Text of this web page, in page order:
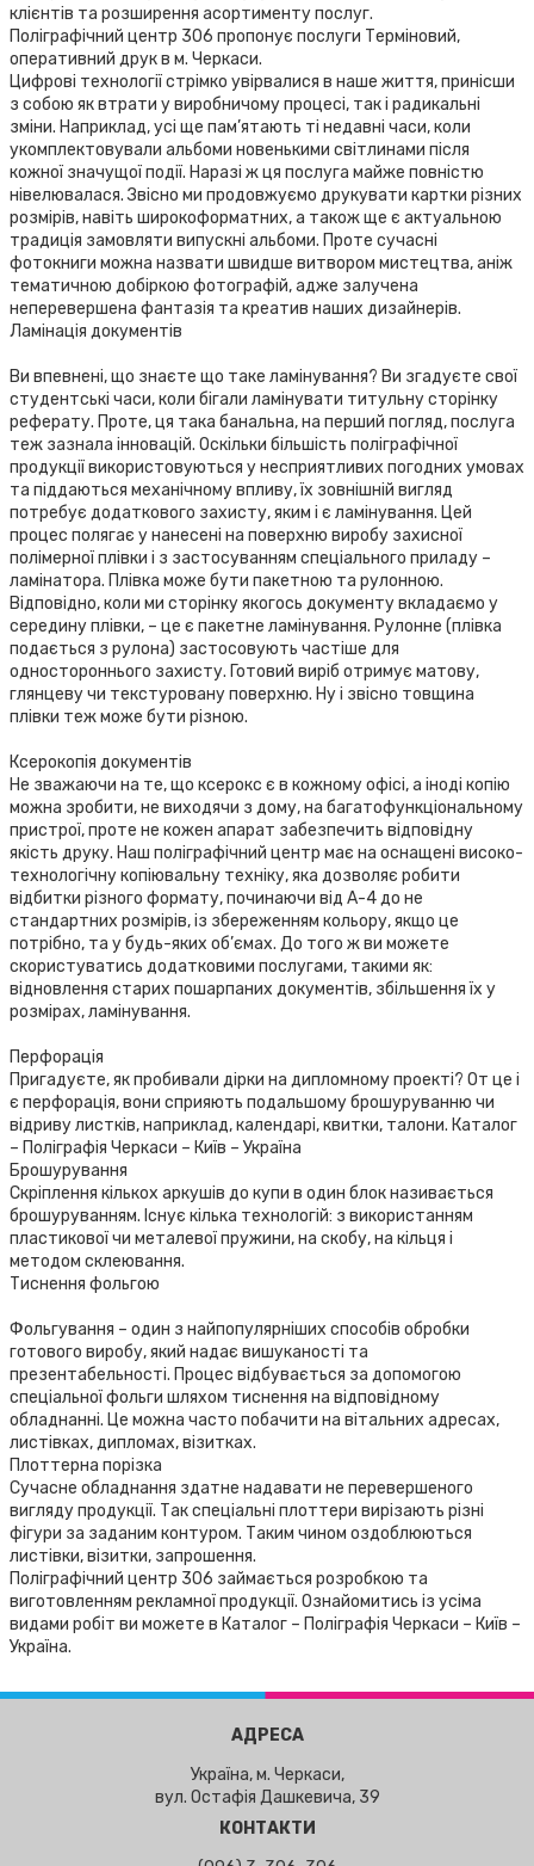
клієнтів та розширення асортименту послуг.
Поліграфічний центр 306 пропонує послуги Терміновий,
оперативний друк в м. Черкаси.
Цифрові технології стрімко увірвалися в наше життя, принісши
з собою як втрати у виробничому процесі, так і радикальні
зміни. Наприклад, усі ще пам’ятають ті недавні часи, коли
укомплектовували альбоми новенькими світлинами після
кожної значущої події. Наразі ж ця послуга майже повністю
нівелювалася. Звісно ми продовжуємо друкувати картки різних
розмірів, навіть широкоформатних, а також ще є актуальною
традиція замовляти випускні альбоми. Проте сучасні
фотокниги можна назвати швидше витвором мистецтва, аніж
тематичною добіркою фотографій, адже залучена
неперевершена фантазія та креатив наших дизайнерів.
Ламінація документів
Ви впевнені, що знаєте що таке ламінування? Ви згадуєте свої
студентські часи, коли бігали ламінувати титульну сторінку
реферату. Проте, ця така банальна, на перший погляд, послуга
теж зазнала інновацій. Оскільки більшість поліграфічної
продукції використовуються у несприятливих погодних умовах
та піддаються механічному впливу, їх зовнішній вигляд
потребує додаткового захисту, яким і є ламінування. Цей
процес полягає у нанесені на поверхню виробу захисної
полімерної плівки і з застосуванням спеціального приладу –
ламінатора. Плівка може бути пакетною та рулонною.
Відповідно, коли ми сторінку якогось документу вкладаємо у
середину плівки, – це є пакетне ламінування. Рулонне (плівка
подається з рулона) застосовують частіше для
одностороннього захисту. Готовий виріб отримує матову,
глянцеву чи текстуровану поверхню. Ну і звісно товщина
плівки теж може бути різною.
Ксерокопія документів
Не зважаючи на те, що ксерокс є в кожному офісі, а іноді копію
можна зробити, не виходячи з дому, на багатофункціональному
пристрої, проте не кожен апарат забезпечить відповідну
якість друку. Наш поліграфічний центр має на оснащені високо-
технологічну копіювальну техніку, яка дозволяє робити
відбитки різного формату, починаючи від А-4 до не
стандартних розмірів, із збереженням кольору, якщо це
потрібно, та у будь-яких об’ємах. До того ж ви можете
скористуватись додатковими послугами, такими як:
відновлення старих пошарпаних документів, збільшення їх у
розмірах, ламінування.
Перфорація
Пригадуєте, як пробивали дірки на дипломному проекті? От це і
є перфорація, вони сприяють подальшому брошуруванню чи
відриву листків, наприклад, календарі, квитки, талони. Каталог
– Поліграфія Черкаси – Київ – Україна
Брошурування
Скріплення кількох аркушів до купи в один блок називається
брошуруванням. Існує кілька технологій: з використанням
пластикової чи металевої пружини, на скобу, на кільця і
методом склеювання.
Тиснення фольгою
Фольгування – один з найпопулярніших способів обробки
готового виробу, який надає вишуканості та
презентабельності. Процес відбувається за допомогою
спеціальної фольги шляхом тиснення на відповідному
обладнанні. Це можна часто побачити на вітальних адресах,
листівках, дипломах, візитках.
Плоттерна порізка
Сучасне обладнання здатне надавати не перевершеного
вигляду продукції. Так спеціальні плоттери вирізають різні
фігури за заданим контуром. Таким чином оздоблюються
листівки, візитки, запрошення.
Поліграфічний центр 306 займається розробкою та
виготовленням рекламної продукції. Ознайомитись із усіма
видами робіт ви можете в Каталог – Поліграфія Черкаси – Київ –
Україна.
АДРЕСА
Україна, м. Черкаси,
вул. Остафія Дашкевича, 39
КОНТАКТИ